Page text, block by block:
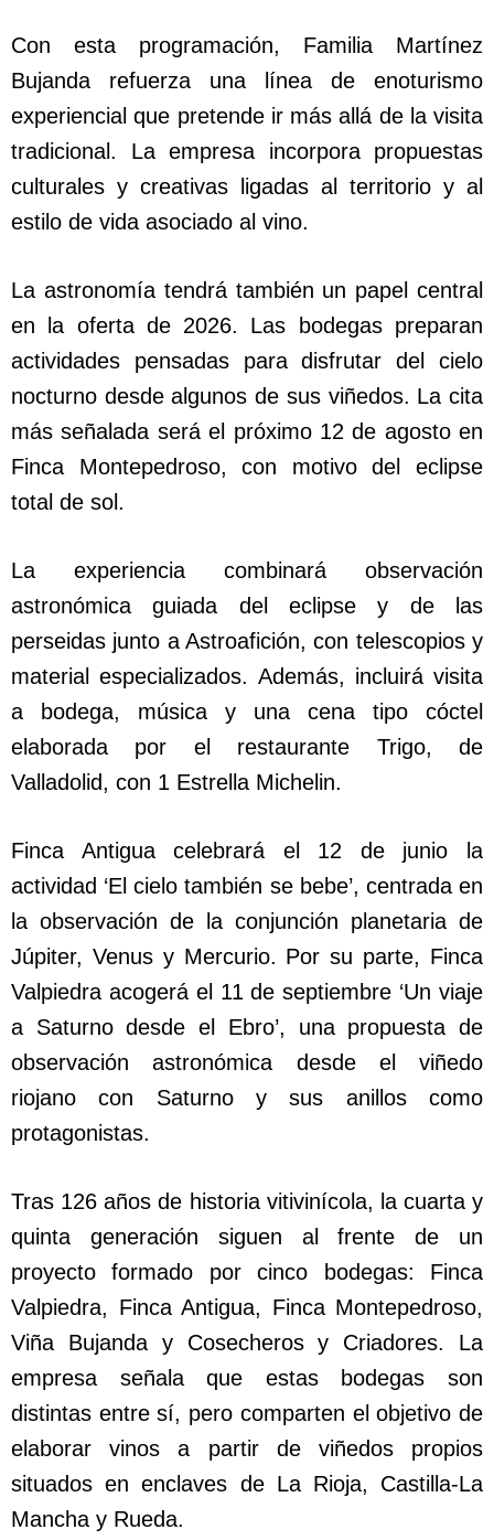
Con esta programación, Familia Martínez
Bujanda refuerza una línea de enoturismo
experiencial que pretende ir más allá de la visita
tradicional. La empresa incorpora propuestas
culturales y creativas ligadas al territorio y al
estilo de vida asociado al vino.
La astronomía tendrá también un papel central
en la oferta de 2026. Las bodegas preparan
actividades pensadas para disfrutar del cielo
nocturno desde algunos de sus viñedos. La cita
más señalada será el próximo 12 de agosto en
Finca Montepedroso, con motivo del eclipse
total de sol.
La experiencia combinará observación
astronómica guiada del eclipse y de las
perseidas junto a Astroafición, con telescopios y
material especializados. Además, incluirá visita
a bodega, música y una cena tipo cóctel
elaborada por el restaurante Trigo, de
Valladolid, con 1 Estrella Michelin.
Finca Antigua celebrará el 12 de junio la
actividad ‘El cielo también se bebe’, centrada en
la observación de la conjunción planetaria de
Júpiter, Venus y Mercurio. Por su parte, Finca
Valpiedra acogerá el 11 de septiembre ‘Un viaje
a Saturno desde el Ebro’, una propuesta de
observación astronómica desde el viñedo
riojano con Saturno y sus anillos como
protagonistas.
Tras 126 años de historia vitivinícola, la cuarta y
quinta generación siguen al frente de un
proyecto formado por cinco bodegas: Finca
Valpiedra, Finca Antigua, Finca Montepedroso,
Viña Bujanda y Cosecheros y Criadores. La
empresa señala que estas bodegas son
distintas entre sí, pero comparten el objetivo de
elaborar vinos a partir de viñedos propios
situados en enclaves de La Rioja, Castilla-La
Mancha y Rueda.